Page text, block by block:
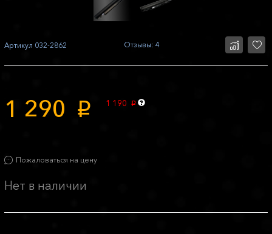
Артикул 032-2862 Отзывы: 4
1 290 p 1 190 p
Пожаловаться на цену
Нет в наличии